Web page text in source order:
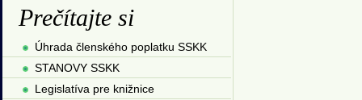
Prečítajte si
Úhrada členského poplatku SSKK
STANOVY SSKK
Legislatíva pre knižnice